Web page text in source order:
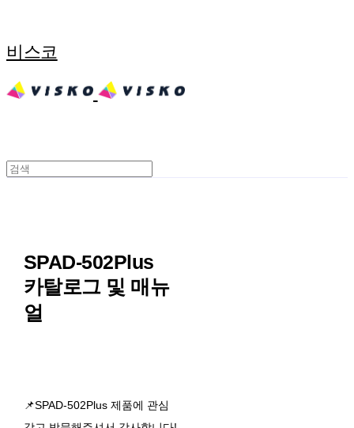
비스코
SPAD-502Plus
카탈로그 및 매뉴
얼
📌SPAD-502Plus 제품에 관심